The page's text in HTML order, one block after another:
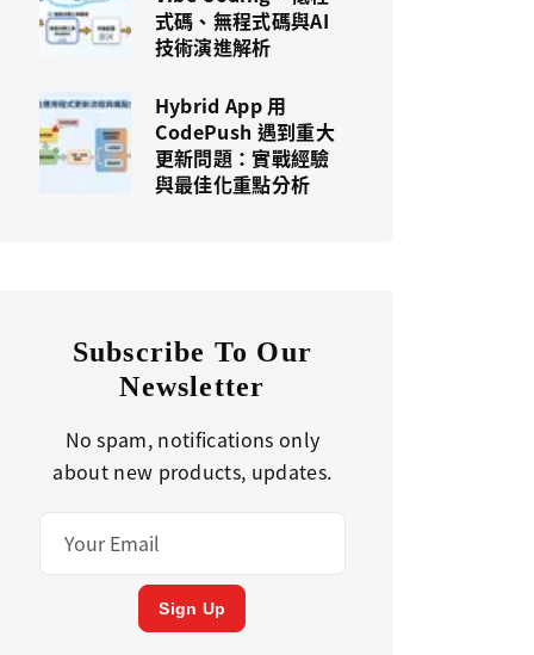
式碼、無程式碼與AI
技術演進解析
Hybrid App 用
CodePush 遇到重大
更新問題：實戰經驗
與最佳化重點分析
Subscribe To Our
Newsletter
No spam, notifications only
about new products, updates.
Sign Up